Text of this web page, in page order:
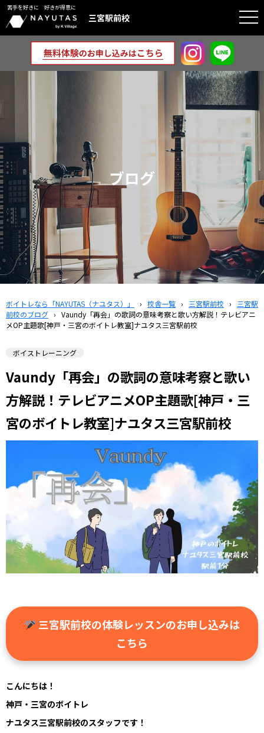
苦手を好きに 好きが得意に
三宮駅前校
ブログ
ボイトレなら「NAYUTAS（ナユタス）」 › 校舎一覧 › 三宮駅前校 ›
三宮駅
前校のブログ › Vaundy「再会」の歌詞の意味考察と歌い方解説！テレビアニ
メOP主題歌[神戸・三宮のボイトレ教室]ナユタス三宮駅前校
ボイストレーニング
Vaundy「再会」の歌詞の意味考察と歌い
方解説！テレビアニメOP主題歌[神戸・三
宮のボイトレ教室]ナユタス三宮駅前校
三宮駅前校の体験レッスンのお申し込みは
こちら
こんにちは！
神戸・三宮のボイトレ
ナユタス三宮駅前校のスタッフです！